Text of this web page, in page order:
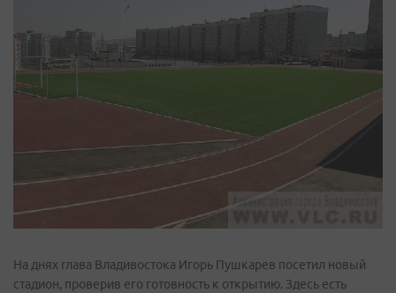
На днях глава Владивостока Игорь Пушкарев посетил новый
стадион, проверив его готовность к открытию. Здесь есть